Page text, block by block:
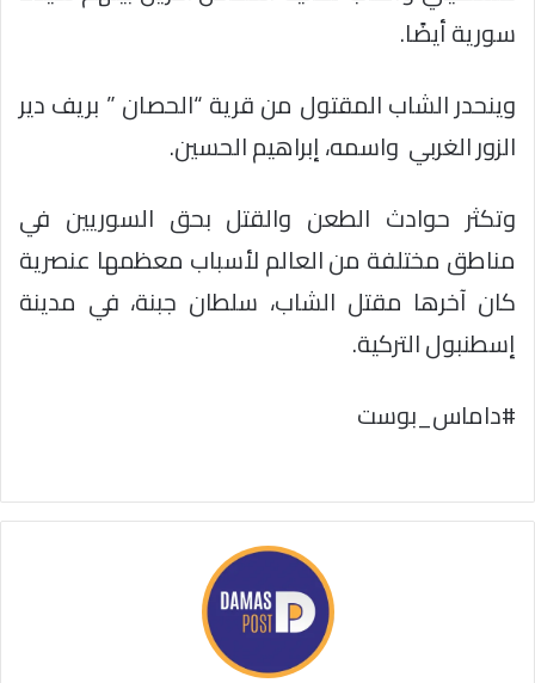
سورية أيضًا.
وينحدر الشاب المقتول من قرية “الحصان ” بريف دير
الزور الغربي واسمه، إبراهيم الحسين.
وتكثر حوادث الطعن والقتل بحق السوريين في
مناطق مختلفة من العالم لأسباب معظمها عنصرية
كان آخرها مقتل الشاب، سلطان جبنة، في مدينة
إسطنبول التركية.
#داماس_بوست